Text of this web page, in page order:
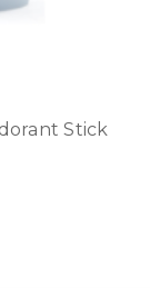
Stick